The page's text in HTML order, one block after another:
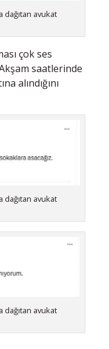
dağıtan avukat
çok ses
saatlerinde
alındığını
dağıtan avukat
dağıtan avukat